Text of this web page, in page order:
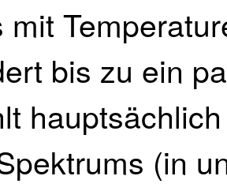
mit
bis zu ein
(in